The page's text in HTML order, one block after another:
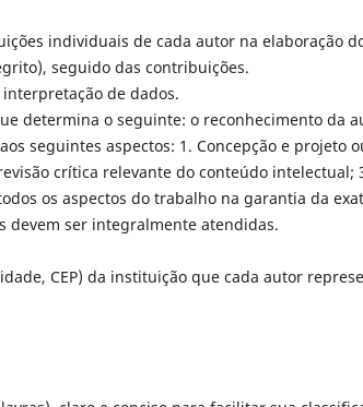
individuais de cada autor na elaboração
seguido das contribuições.
de dados.
determina o seguinte: o reconhecimento da
seguintes aspectos: 1. Concepção e projeto
crítica relevante do conteúdo intelectual;
os aspectos do trabalho na garantia da
devem ser integralmente atendidas.
CEP) da instituição que cada autor